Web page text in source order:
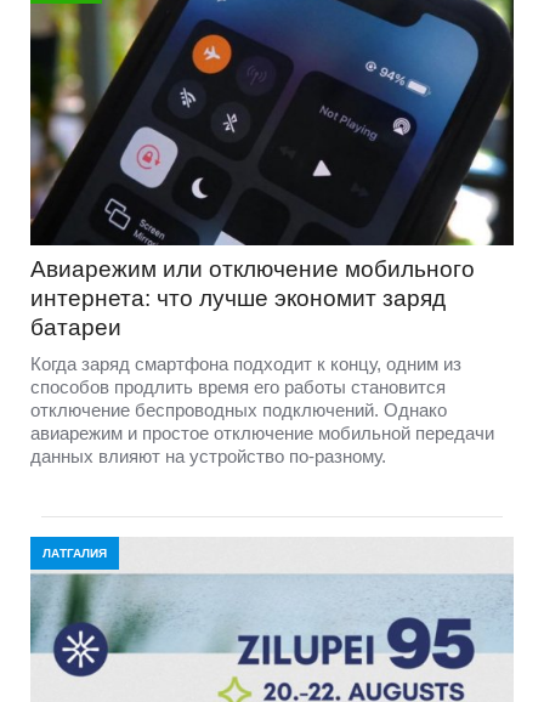
Авиарежим или отключение мобильного
интернета: что лучше экономит заряд
батареи
Когда заряд смартфона подходит к концу, одним из
способов продлить время его работы становится
отключение беспроводных подключений. Однако
авиарежим и простое отключение мобильной передачи
данных влияют на устройство по-разному.
ЛАТГАЛИЯ